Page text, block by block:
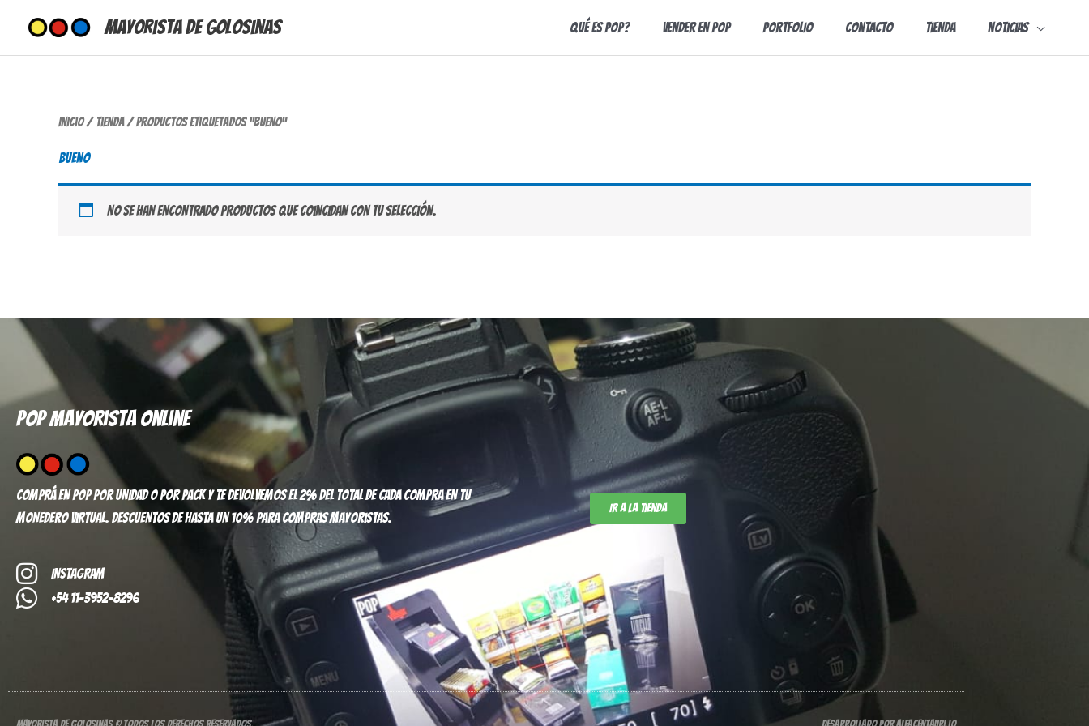
contenido
Mayorista de Golosinas Qué es Pop? Vender en Pop Portfolio Contacto Tienda Noticias
Inicio/ Tienda / Productos etiquetados “bueno”
bueno
No se han encontrado productos que coincidan con tu selección.
Pop mayorista online
Comprá en pop por unidad o por pack y te devolvemos el 2% del total de cada compra en tu
monedero virtual. Descuentos de hasta un 10% para compras mayoristas.
Instagram
+54 11-3952-8296
Ir a la tienda
Mayorista de Golosinas © Todos los derechos reservados. Desarrollado por alfacentauri.io